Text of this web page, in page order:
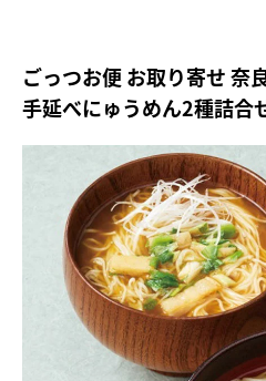
ごっつお便 お取り寄せ 奈
手延べにゅうめん2種詰合